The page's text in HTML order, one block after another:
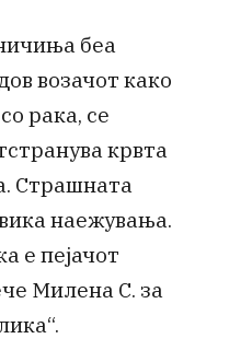
беа
возачот како
рака, се
крвта
Страшната
наежувања.
е пејачот
Милена С. за